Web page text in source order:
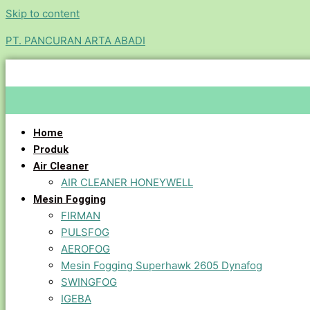
Skip to content
PT. PANCURAN ARTA ABADI
Home
Produk
Air Cleaner
AIR CLEANER HONEYWELL
Mesin Fogging
FIRMAN
PULSFOG
AEROFOG
Mesin Fogging Superhawk 2605 Dynafog
SWINGFOG
IGEBA